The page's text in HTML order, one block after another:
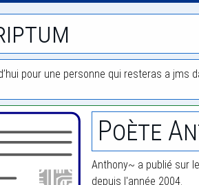
pour une personne qui resteras a
Poète
Anthony~ a publié sur
depuis l'année 2004.